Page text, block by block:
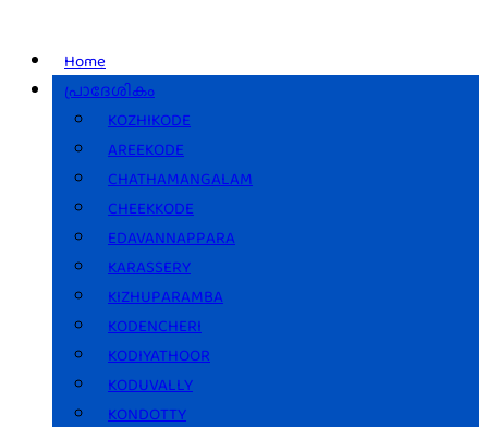
Home
പ്രാദേശികം
KOZHIKODE
AREEKODE
CHATHAMANGALAM
CHEEKKODE
EDAVANNAPPARA
KARASSERY
KIZHUPARAMBA
KODENCHERI
KODIYATHOOR
KODUVALLY
KONDOTTY